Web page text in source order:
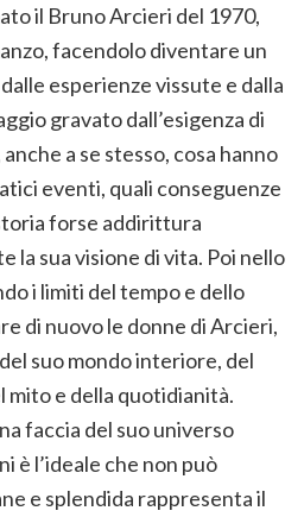
il Bruno Arcieri del 1970,
facendolo diventare un
esperienze vissute e dalla
gravato dall’esigenza di
a se stesso, cosa hanno
eventi, quali conseguenze
forse addirittura
la sua visione di vita. Poi nello
i limiti del tempo e dello
di nuovo le donne di Arcieri,
suo mondo interiore, del
mito e della quotidianità.
faccia del suo universo
è l’ideale che non può
e splendida rappresenta il